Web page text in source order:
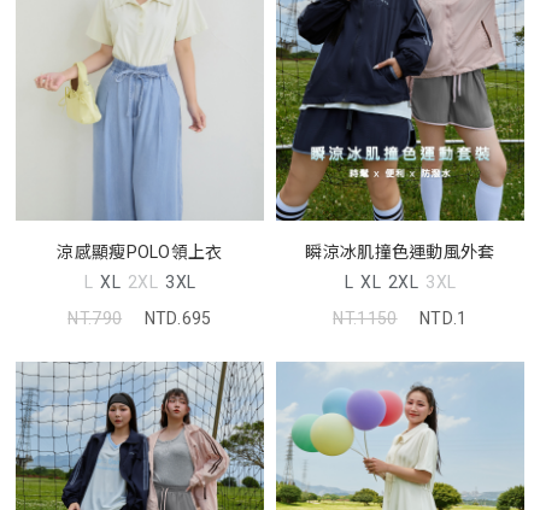
涼感顯瘦POLO領上衣
L XL 2XL 3XL
NT.790
NTD.695
瞬涼冰肌撞色運動風外套
L XL 2XL 3XL
NT.1150
NTD.1